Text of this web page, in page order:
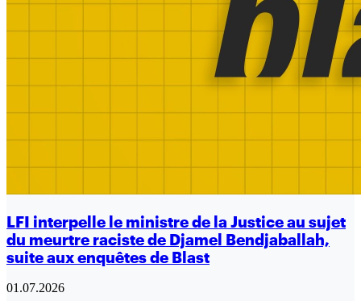
LFI interpelle le ministre de la Justice au sujet
du meurtre raciste de Djamel Bendjaballah,
suite aux enquêtes de Blast
01.07.2026